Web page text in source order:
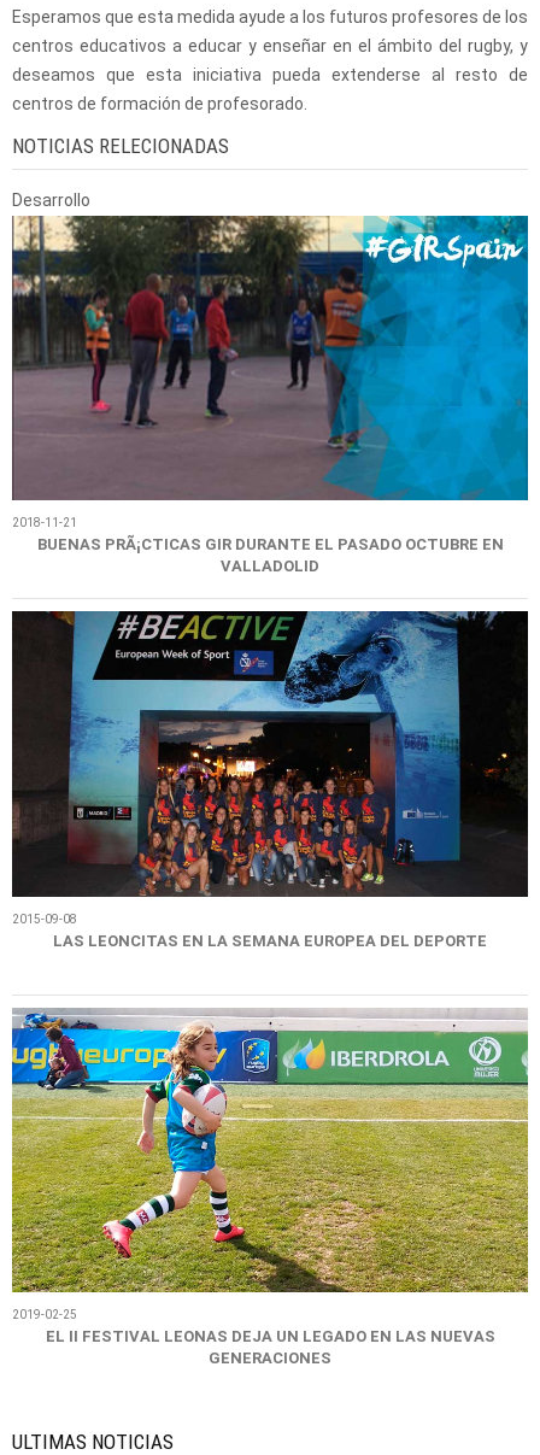
Esperamos que esta medida ayude a los futuros profesores de los
centros educativos a educar y enseñar en el ámbito del rugby, y
deseamos que esta iniciativa pueda extenderse al resto de
centros de formación de profesorado.
NOTICIAS RELECIONADAS
Desarrollo
2018-11-21
BUENAS PRÃ¡CTICAS GIR DURANTE EL PASADO OCTUBRE EN
VALLADOLID
2015-09-08
LAS LEONCITAS EN LA SEMANA EUROPEA DEL DEPORTE
2019-02-25
EL II FESTIVAL LEONAS DEJA UN LEGADO EN LAS NUEVAS
GENERACIONES
ULTIMAS NOTICIAS